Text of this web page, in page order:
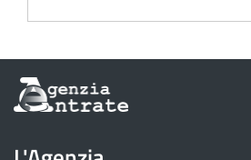
Informazioni
sul
dell'Agenzia